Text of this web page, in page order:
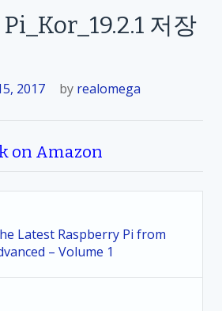
저장
2017 by realomega
on Amazon
Latest Raspberry Pi from
– Volume 1